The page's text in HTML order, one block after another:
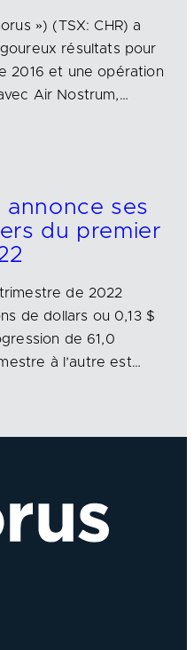
») (TSX: CHR) a
résultats pour
2016 et une opération
Air Nostrum,…
annonce ses
du premier
de 2022
de dollars ou 0,13 $
de 61,0
à l’autre est…